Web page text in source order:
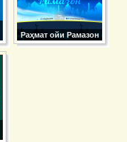
Раҳмат ойи Рамазон